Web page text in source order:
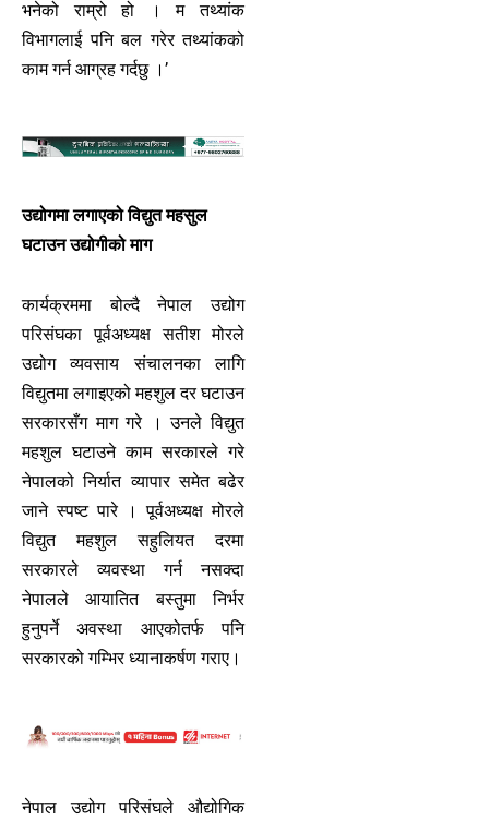
भनेको राम्रो हो । म तथ्यांक
विभागलाई पनि बल गरेर तथ्यांकको
काम गर्न आग्रह गर्दछु ।’
उद्योगमा लगाएको विद्युत महसुल
घटाउन उद्योगीको माग
कार्यक्रममा बोल्दै नेपाल उद्योग
परिसंघका पूर्वअध्यक्ष सतीश मोरले
उद्योग व्यवसाय संचालनका लागि
विद्युतमा लगाइएको महशुल दर घटाउन
सरकारसँग माग गरे । उनले विद्युत
महशुल घटाउने काम सरकारले गरे
नेपालको निर्यात व्यापार समेत बढेर
जाने स्पष्ट पारे । पूर्वअध्यक्ष मोरले
विद्युत महशुल सहुलियत दरमा
सरकारले व्यवस्था गर्न नसक्दा
नेपालले आयातित बस्तुमा निर्भर
हुनुपर्ने अवस्था आएकोतर्फ पनि
सरकारको गम्भिर ध्यानाकर्षण गराए।
नेपाल उद्योग परिसंघले औद्योगिक